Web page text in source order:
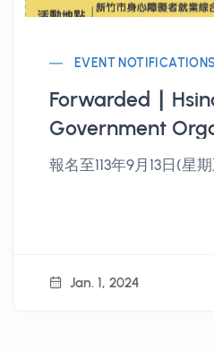
EVENT NOTIFICATIONS
Forwarded ∣
Government
"Hsinchu City
報名至113年9月13日(星
Jan. 1, 2024